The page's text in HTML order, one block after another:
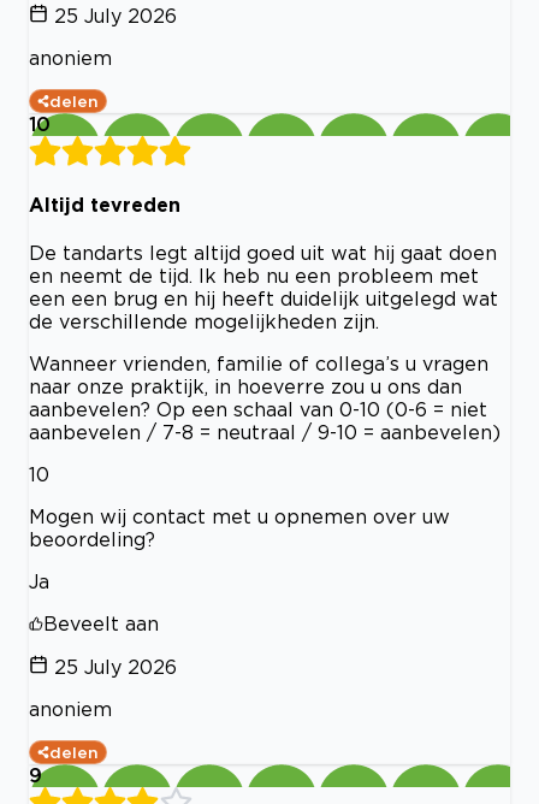
25 July 2026
anoniem
delen
10
Altijd tevreden
De tandarts legt altijd goed uit wat hij gaat doen
en neemt de tijd. Ik heb nu een probleem met
een een brug en hij heeft duidelijk uitgelegd wat
de verschillende mogelijkheden zijn.
Wanneer vrienden, familie of collega’s u vragen
naar onze praktijk, in hoeverre zou u ons dan
aanbevelen? Op een schaal van 0-10 (0-6 = niet
aanbevelen / 7-8 = neutraal / 9-10 = aanbevelen)
10
Mogen wij contact met u opnemen over uw
beoordeling?
Ja
Beveelt aan
25 July 2026
anoniem
delen
9